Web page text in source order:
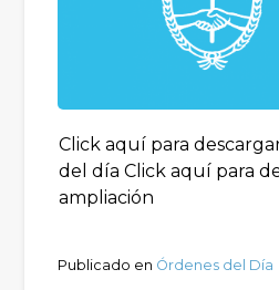
Click aquí para
del día Click aquí para
ampliación
Publicado en Órdenes del Día